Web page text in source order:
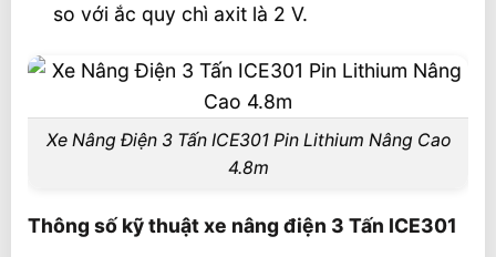
so với ắc quy chì axit là 2 V.
Xe Nâng Điện 3 Tấn ICE301 Pin Lithium Nâng Cao
4.8m
Thông số kỹ thuật xe nâng điện 3 Tấn ICE301